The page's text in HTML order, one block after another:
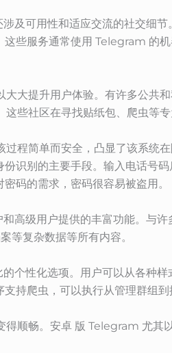
及可用性和适应交流的社交细
些服务通常使用 Telegram 的
大提升用户体验。有许多公共
些社区在寻找贴纸包、爬虫等
程简单而安全，凸显了该系统
识别的主要手段。输入电话号
码的需求，密码很容易被盗用。
高级用户提供的丰富功能。与
等复杂数据等所有内容。
个性化选项。用户可以从各种
持爬虫，可以执行从管理群组
顺畅。安卓 版 Telegram 尤其